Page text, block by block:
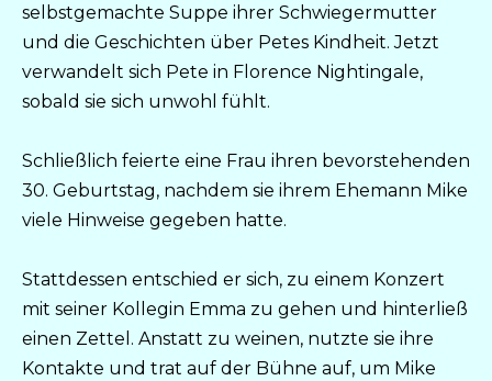
selbstgemachte Suppe ihrer Schwiegermutter
und die Geschichten über Petes Kindheit. Jetzt
verwandelt sich Pete in Florence Nightingale,
sobald sie sich unwohl fühlt.
Schließlich feierte eine Frau ihren bevorstehenden
30. Geburtstag, nachdem sie ihrem Ehemann Mike
viele Hinweise gegeben hatte.
Stattdessen entschied er sich, zu einem Konzert
mit seiner Kollegin Emma zu gehen und hinterließ
einen Zettel. Anstatt zu weinen, nutzte sie ihre
Kontakte und trat auf der Bühne auf, um Mike